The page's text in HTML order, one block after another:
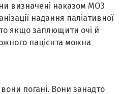
визначені наказом МОЗ
надання паліативної
якщо заплющити очі й
пацієнта можна
погані. Вони занадто